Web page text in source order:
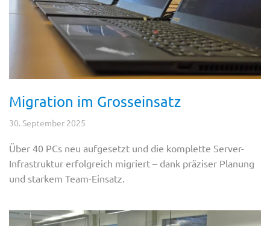
Migration im Grosseinsatz
30. September 2025
Über 40 PCs neu aufgesetzt und die komplette Server-
Infrastruktur erfolgreich migriert – dank präziser Planung
und starkem Team-Einsatz.